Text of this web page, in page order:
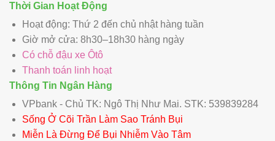
Thời Gian Hoạt Động
Hoạt động: Thứ 2 đến chủ nhật hàng tuần
Giờ mở cửa: 8h30–18h30 hàng ngày
Có chỗ đậu xe Ôtô
Thanh toán linh hoạt
Thông Tin Ngân Hàng
VPbank - Chủ TK: Ngô Thị Như Mai. STK: 539839284
Sống Ở Cõi Trần Làm Sao Tránh Bụi
Miễn Là Đừng Để Bụi Nhiễm Vào Tâm